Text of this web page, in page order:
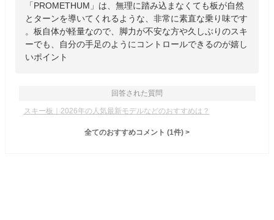
「PROMETHUM」は、無理に踏み込まなくても板が自然
とターンを導いてくれるような、非常に素直な乗り味です
。板自体が軽量なので、脚力が不安な方や久しぶりのスキ
ーでも、自分の手足のようにコントロールできるのが嬉し
いポイント
回答された質問
スキー板｜2026年の人気最新モデルなどのおすすめは？
全てのおすすめコメント (1件) >